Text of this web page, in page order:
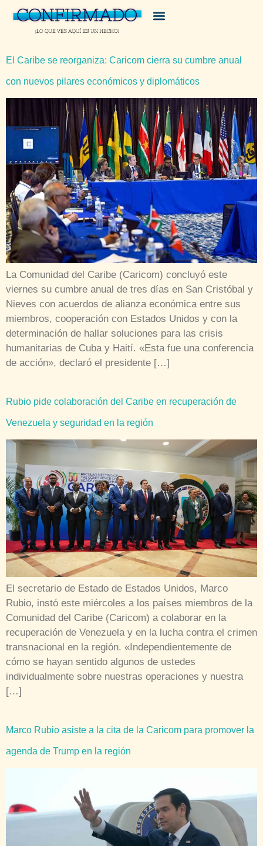
El Caribe se reorganiza: Caricom cierra su cumbre anual
con nuevos pilares económicos y diplomáticos
La Comunidad del Caribe (Caricom) concluyó este
viernes su cumbre anual de tres días en San Cristóbal y
Nieves con acuerdos de alianza económica entre sus
miembros, cooperación con Estados Unidos y con la
determinación de hallar soluciones para las crisis
humanitarias de Cuba y Haití. «Esta fue una conferencia
de acción», declaró el presidente […]
Rubio pide colaboración del Caribe en recuperación de
Venezuela y seguridad en la región
El secretario de Estado de Estados Unidos, Marco
Rubio, instó este miércoles a los países miembros de la
Comunidad del Caribe (Caricom) a colaborar en la
recuperación de Venezuela y en la lucha contra el crimen
transnacional en la región. «Independientemente de
cómo se hayan sentido algunos de ustedes
individualmente sobre nuestras operaciones y nuestra
[…]
Marco Rubio asiste a la cita de la Caricom para promover la
agenda de Trump en la región